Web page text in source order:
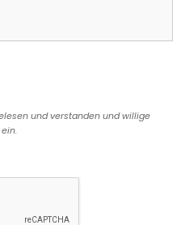
und verstanden und willige